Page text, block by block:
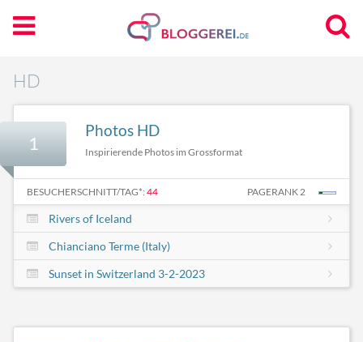
HD
1
Photos HD
Inspirierende Photos im Grossformat
BESUCHERSCHNITT/TAG*: 44 PAGERANK 2
Rivers of Iceland
Chianciano Terme (Italy)
Sunset in Switzerland 3-2-2023